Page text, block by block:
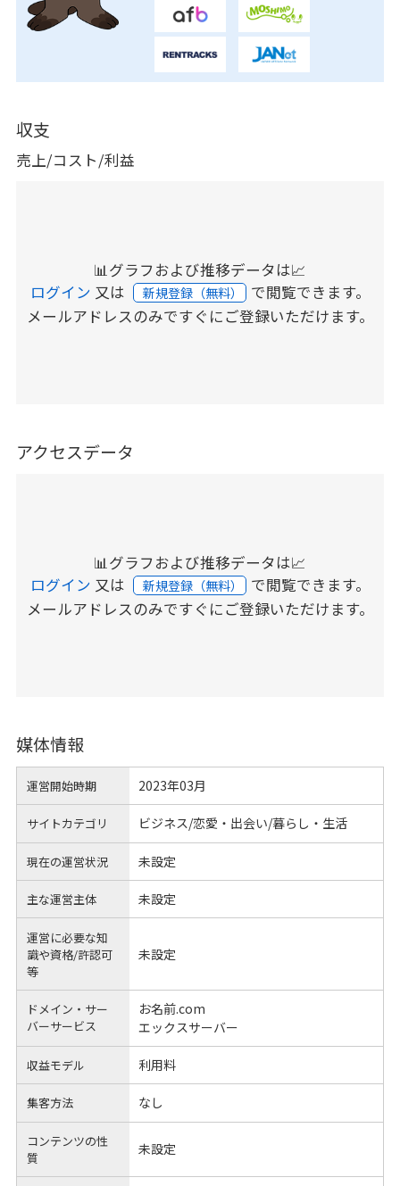
収支
売上/コスト/利益
📊グラフおよび推移データは📈
ログイン 又は 新規登録（無料） で閲覧できます。
メールアドレスのみですぐにご登録いただけます。
アクセスデータ
📊グラフおよび推移データは📈
ログイン 又は 新規登録（無料） で閲覧できます。
メールアドレスのみですぐにご登録いただけます。
媒体情報
運営開始時期 2023年03月
サイトカテゴリ ビジネス/恋愛・出会い/暮らし・生活
現在の運営状況 未設定
主な運営主体 未設定
運営に必要な知
識や資格/許認可
等
未設定
ドメイン・サー
バーサービス
お名前.com
エックスサーバー
収益モデル 利用料
集客方法 なし
コンテンツの性
質
未設定